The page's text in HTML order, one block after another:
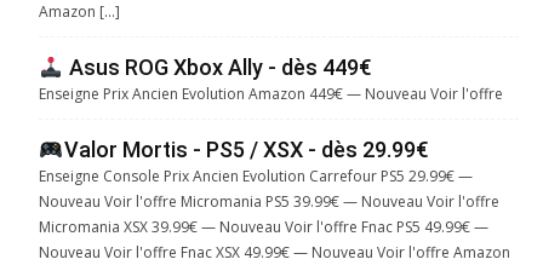
Amazon […]
Asus ROG Xbox Ally - dès 449€
Enseigne Prix Ancien Evolution Amazon 449€ — Nouveau Voir l'offre
Valor Mortis - PS5 / XSX - dès 29.99€
Enseigne Console Prix Ancien Evolution Carrefour PS5 29.99€ —
Nouveau Voir l'offre Micromania PS5 39.99€ — Nouveau Voir l'offre
Micromania XSX 39.99€ — Nouveau Voir l'offre Fnac PS5 49.99€ —
Nouveau Voir l'offre Fnac XSX 49.99€ — Nouveau Voir l'offre Amazon